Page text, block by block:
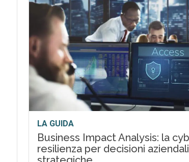
LA GUIDA
Business Impact Analysis: la
resilienza per decisioni aziendali